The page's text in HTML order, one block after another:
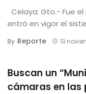
Celaya; Gto.- Fue
entró en vigor el
By Reporte 13
Buscan un
cámaras en las